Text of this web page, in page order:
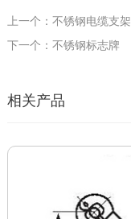
上一个：不锈钢电缆支架
下一个：不锈钢标志牌
相关产品